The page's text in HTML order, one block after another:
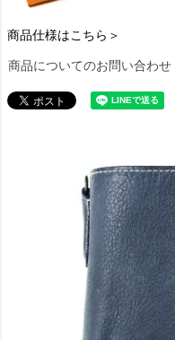
商品仕様はこちら＞
商品についてのお問い合わせ